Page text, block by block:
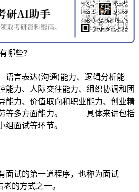
哪些?
言表达(沟通)能力、逻辑分析能
能力、人际交往能力、组织协调和团
能力、价值取向和职业能力、创业精
劳等多方面能力。 具体来讲包括
面试等环节。
试的第一道程序，也称为面试
的方式之一。